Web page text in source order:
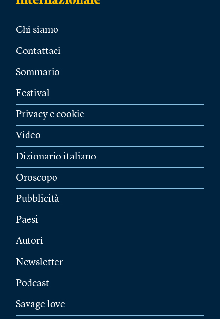
Chi siamo
Contattaci
Sommario
Festival
Privacy e cookie
Video
Dizionario italiano
Oroscopo
Pubblicità
Paesi
Autori
Newsletter
Podcast
Savage love